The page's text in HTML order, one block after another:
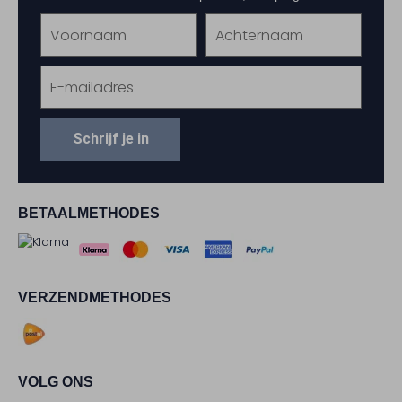
BETAALMETHODES
VERZENDMETHODES
VOLG ONS
Schrijf je in